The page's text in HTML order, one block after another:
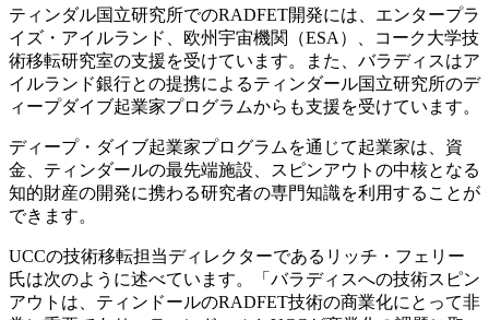
ティンダル国立研究所でのRADFET開発には、エンタープラ
イズ・アイルランド、欧州宇宙機関（ESA）、コーク大学技
術移転研究室の支援を受けています。また、バラディスはア
イルランド銀行との提携によるティンダール国立研究所のデ
ィープダイブ起業家プログラムからも支援を受けています。
ディープ・ダイブ起業家プログラムを通じて起業家は、資
金、ティンダールの最先端施設、スピンアウトの中核となる
知的財産の開発に携わる研究者の専門知識を利用することが
できます。
UCCの技術移転担当ディレクターであるリッチ・フェリー
氏は次のように述べています。「バラディスへの技術スピン
アウトは、ティンドールのRADFET技術の商業化にとって非